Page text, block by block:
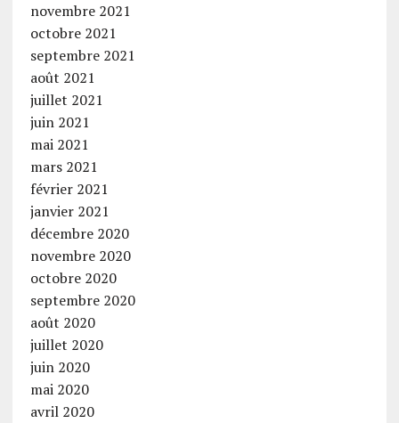
novembre 2021
octobre 2021
septembre 2021
août 2021
juillet 2021
juin 2021
mai 2021
mars 2021
février 2021
janvier 2021
décembre 2020
novembre 2020
octobre 2020
septembre 2020
août 2020
juillet 2020
juin 2020
mai 2020
avril 2020